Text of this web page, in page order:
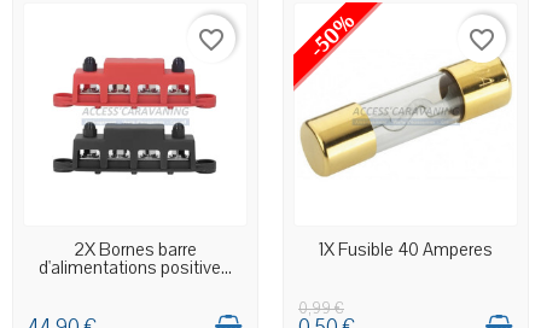
EN STOCK MAGASIN
favorite_border
2X Bornes barre
d'alimentations positive...
-50%
EN STOCK MAGASIN
favorite_border
1X Fusible 40 Amperes
0,99 €